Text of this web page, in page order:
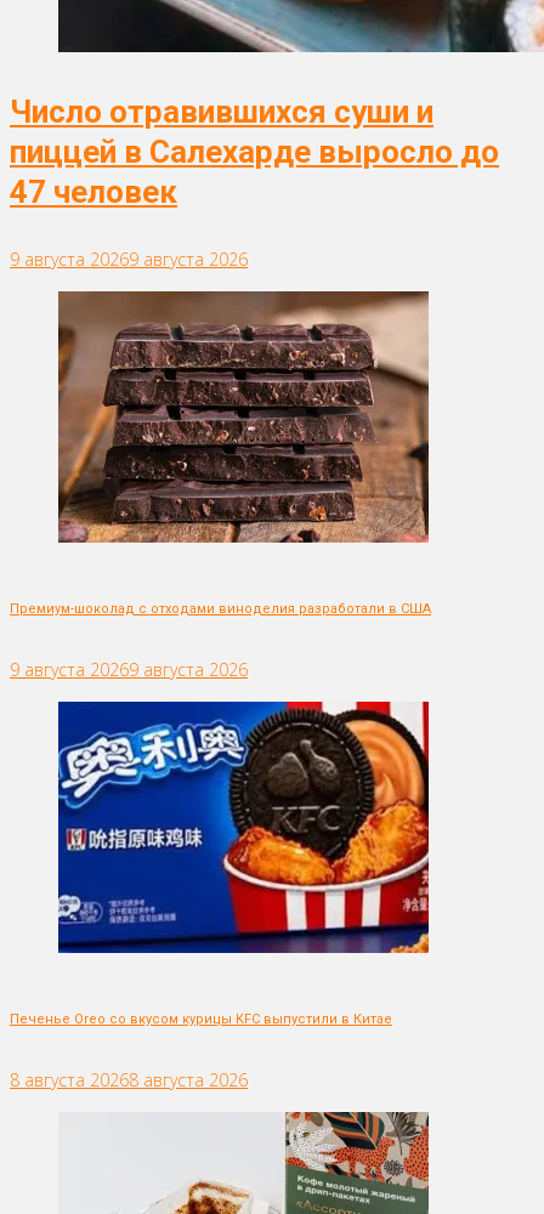
Число отравившихся суши и
пиццей в Салехарде выросло до
47 человек
9 августа 20269 августа 2026
Премиум-шоколад с отходами виноделия разработали в США
9 августа 20269 августа 2026
Печенье Oreo со вкусом курицы KFC выпустили в Китае
8 августа 20268 августа 2026